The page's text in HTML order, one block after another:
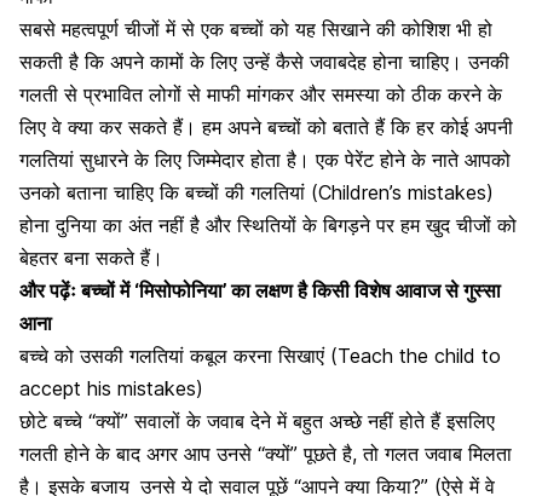
सबसे महत्वपूर्ण चीजों में से एक बच्चों को यह सिखाने की कोशिश भी हो
सकती है कि अपने कामों के लिए उन्हें कैसेजवाबदेह होना चाहिए। उनकी
गलती सेप्रभावित लोगों से माफी मांगकर और समस्या को ठीक करने के
लिए वे क्या कर सकते हैं। हम अपने बच्चों को बताते हैं कि हर कोई अपनी
गलतियां सुधारने के लिए जिम्मेदार होता है। एक पेरेंट होने के नाते आपको
उनको बताना चाहिए कि बच्चों की गलतियां (Children’s mistakes)
होना दुनिया का अंत नहीं है और स्थितियों के बिगड़ने पर हम खुद चीजों को
बेहतर बना सकते हैं।
और पढ़ेंःबच्चों में ‘मिसोफोनिया’ का लक्षण है किसी विशेष आवाज से गुस्सा
आना
बच्चे को उसकी गलतियां कबूल करना सिखाएं (Teach the child to
accept his mistakes)
छोटे बच्चे “क्यों” सवालों केजवाब देनेमें बहुत अच्छे नहीं होते हैं इसलिए
गलती होने के बाद अगर आप उनसे “क्यों” पूछते है, तो गलत जवाब मिलता
है। इसके बजाय उनसे ये दो सवाल पूछें “आपने क्या किया?” (ऐसे में वे